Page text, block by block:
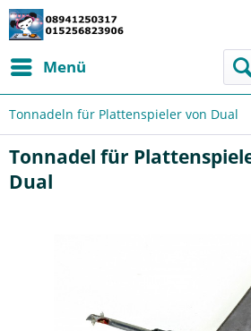
Menü
Tonnadeln für Plattenspieler von Dual
Tonnadel für
Dual